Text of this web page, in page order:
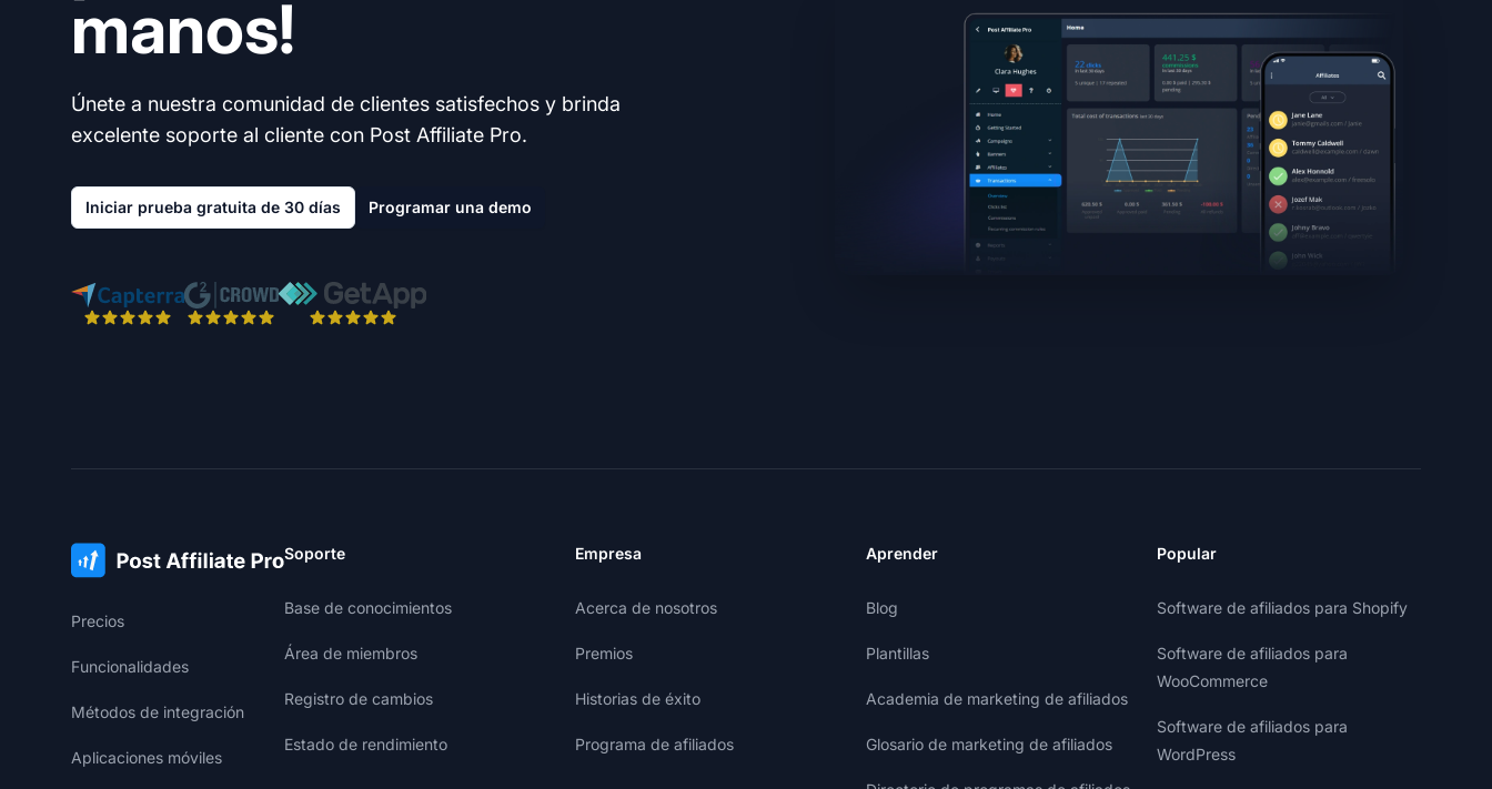
manos!
Únete a nuestra comunidad de clientes satisfechos y brinda
excelente soporte al cliente con Post Affiliate Pro.
Iniciar prueba gratuita de 30 días Programar una demo
Precios
Funcionalidades
Métodos de integración
Aplicaciones móviles
Soporte
Base de conocimientos
Área de miembros
Registro de cambios
Estado de rendimiento
Empresa
Acerca de nosotros
Premios
Historias de éxito
Programa de afiliados
Aprender
Blog
Plantillas
Academia de marketing de afiliados
Glosario de marketing de afiliados
Popular
Software de afiliados para Shopify
Software de afiliados para
WooCommerce
Software de afiliados para
WordPress